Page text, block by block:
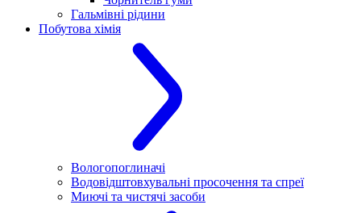
Гальмівні рідини
Побутова хімія
Вологопоглиначі
Водовідштовхувальні просочення та спреї
Миючі та чистячі засоби